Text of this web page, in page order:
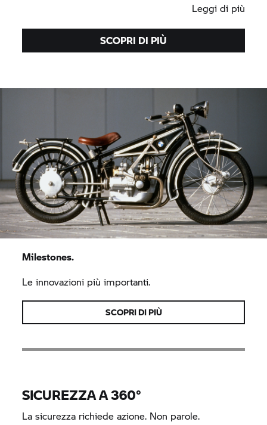
Leggi di più
SCOPRI DI PIÙ
Milestones.
Le innovazioni più importanti.
SCOPRI DI PIÙ
SICUREZZA A 360°
La sicurezza richiede azione. Non parole.